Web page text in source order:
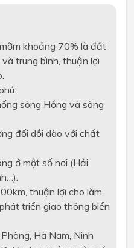
khoảng 70% là đất
trung bình, thuận lợi
sông Hồng và sông
đối dồi dào với chất
ở một số nơi (Hải
thuận lợi cho làm
triển giao thông biển
Hà Nam, Ninh